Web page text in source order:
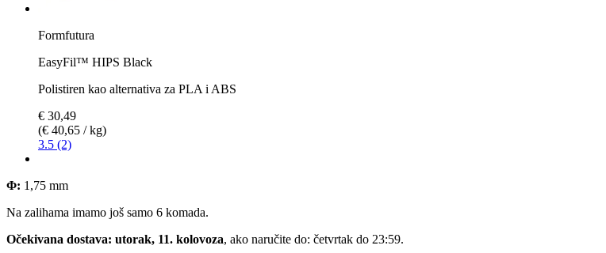
Formfutura
EasyFil™ HIPS Black
Polistiren kao alternativa za PLA i ABS
€ 30,49
(€ 40,65 / kg)
3.5 (2)
Φ: 1,75 mm
Na zalihama imamo još samo 6 komada.
Očekivana dostava: utorak, 11. kolovoza, ako naručite do: četvrtak do 23:59.